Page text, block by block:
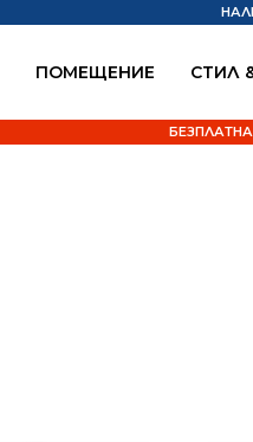
ПОМЕЩЕНИЕ СТИЛ